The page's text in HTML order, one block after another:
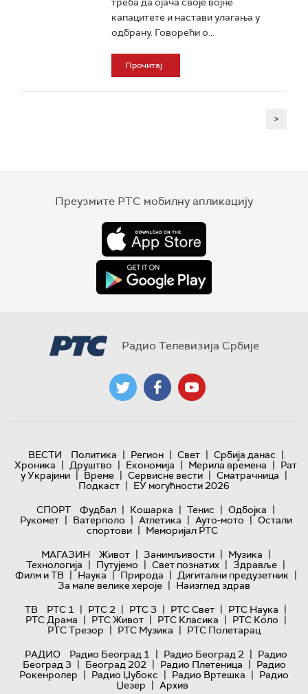
капацитете и настави улагања у
одбрану. Говорећи о...
Прочитај
>
Преузмите РТС мобилну апликацију
Радио Телевизија Србије
ВЕСТИ Политика | Регион | Свет | Србија данас |
Хроника | Друштво | Економија | Мерила времена | Рат
у Украјини | Време | Сервисне вести | Сматрачница |
Подкаст | ЕУ могућности 2026
СПОРТ
Фудбал | Кошарка | Тенис | Одбојка |
Рукомет | Ватерполо | Атлетика | Ауто-мото | Остали
спортови | Меморијал РТС
МАГАЗИН
Живот | Занимљивости | Музика |
Технологијa | Путујемо | Свет познатих | Здравље |
Филм и ТВ | Наука | Природа | Дигитални предузетник |
За мале велике хероје | Наизглед здрав
ТВ
РТС 1 | РТС 2 | РТС 3 | РТС Свет | РТС Наука |
РТС Драма | РТС Живот | РТС Класика | РТС Коло |
РТС Трезор | РТС Музика | РТС Полетарац
РАДИО
Радио Београд 1 | Радио Београд 2 | Радио
Београд 3 | Београд 202 | Радио Плетеница | Радио
Рокенролер | Радио Џубокс | Радио Вртешка | Радио
Џезер | Архив